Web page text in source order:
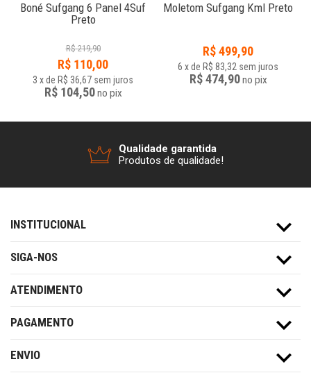
Boné Sufgang 6 Panel 4Suf
Preto
R$ 219,90
R$ 110,00
3 xde R$ 36,67 sem juros
R$ 104,50no pix
Moletom Sufgang Kml Preto
R$499,90
6 xde R$ 83,32 sem juros
R$ 474,90no pix
Qualidade garantida
Produtos de qualidade!
INSTITUCIONAL
SIGA-NOS
ATENDIMENTO
PAGAMENTO
ENVIO